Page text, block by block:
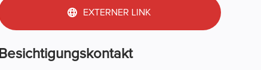
EXTERNER LINK
Besichtigungskontakt